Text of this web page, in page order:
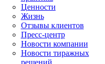
Ценности
Жизнь
Отзывы клиентов
Пресс-центр
Новости компании
Новости тиражных
решений